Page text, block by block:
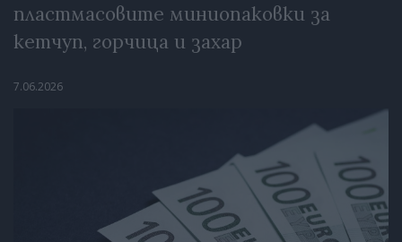
пластмасовите миниопаковки за
кетчуп, горчица и захар
7.06.2026